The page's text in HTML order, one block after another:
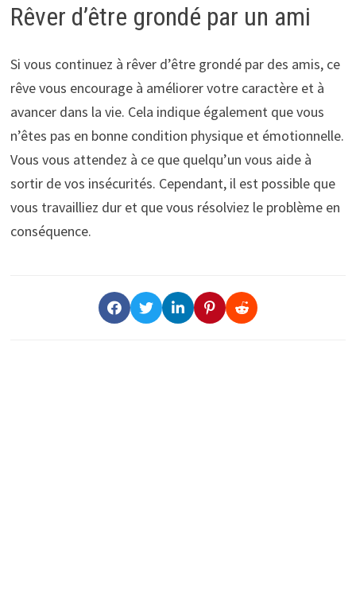
Rêver d’être grondé par un ami
Si vous continuez à rêver d’être grondé par des amis, ce
rêve vous encourage à améliorer votre caractère et à
avancer dans la vie. Cela indique également que vous
n’êtes pas en bonne condition physique et émotionnelle.
Vous vous attendez à ce que quelqu’un vous aide à
sortir de vos insécurités. Cependant, il est possible que
vous travailliez dur et que vous résolviez le problème en
conséquence.